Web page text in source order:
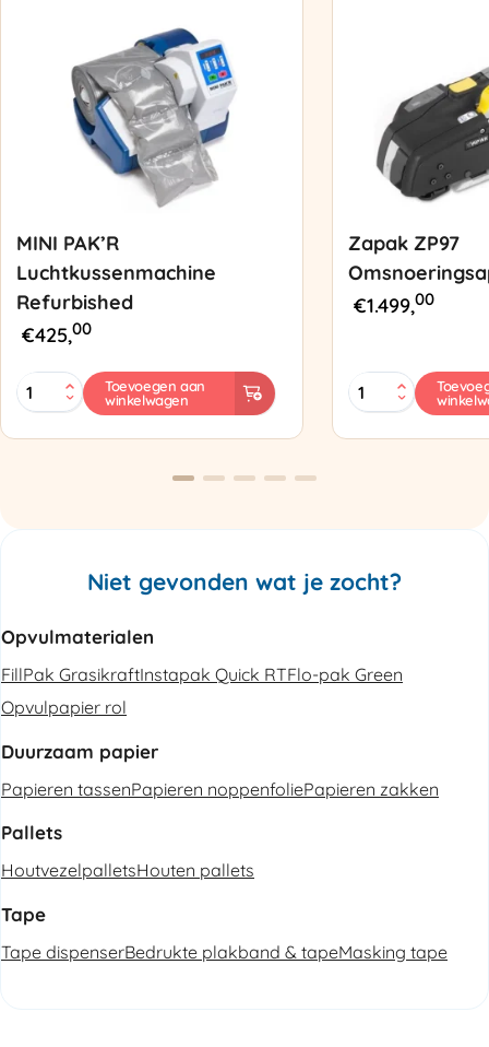
MINI PAK’R
Luchtkussenmachine
Refurbished
€425,00
MINI
PAK'R
Refurbished
Toevoegen aan
winkelwagen
Zapak ZP97
€1.499,00
Zapak
ZP97
aantal
Niet gevonden wat je zocht?
Opvulmaterialen
FillPak GrasikraftInstapak Quick RTFlo-pak Green
Opvulpapier rol
Duurzaam papier
Papieren tassenPapieren noppenfoliePapieren zakken
Pallets
HoutvezelpalletsHouten pallets
Tape
Tape dispenserBedrukte plakband & tapeMasking tape